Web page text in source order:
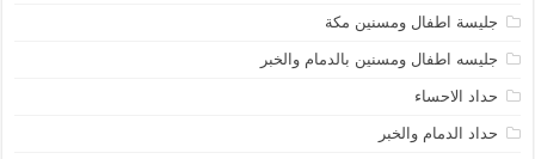
جليسة اطفال ومسنين مكة
جليسه اطفال ومسنين بالدمام والخبر
حداد الاحساء
حداد الدمام والخبر